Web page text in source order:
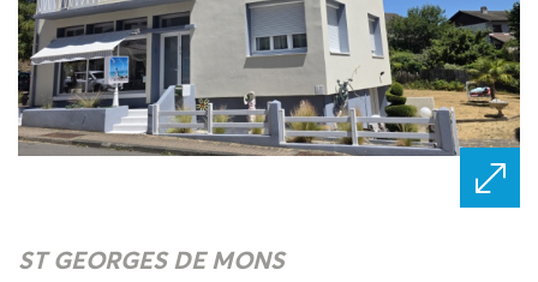
ST GEORGES DE MONS